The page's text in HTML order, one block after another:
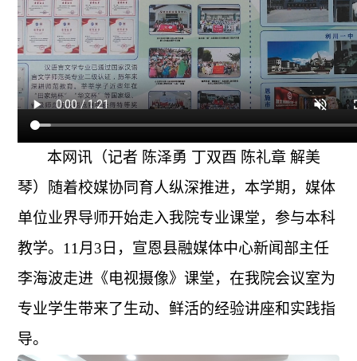
本网讯（记者 陈泽勇 丁双酉 陈礼章 解美
琴）随着校媒协同育人纵深推进，本学期，媒体
单位业界导师开始走入我院专业课堂，参与本科
教学。 11月3日，宣恩县融媒体中心新闻部主任
李海波走进《电视摄像》课堂，在我院会议室为
专业学生带来了生动、鲜活的经验讲座和实践指
导。